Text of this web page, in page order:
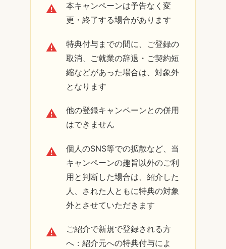
本キャンペーンは予告なく変
更・終了する場合があります
特典付与までの間に、ご登録の
取消、ご就業の辞退・ご契約短
縮などがあった場合は、対象外
となります
他の登録キャンペーンとの併用
はできません
個人のSNS等での拡散など、当
キャンペーンの趣旨以外のご利
用と判断した場合は、紹介した
人、された人ともに特典の対象
外とさせていただきます
ご紹介で新規で登録される方
へ：紹介元への特典付与によ